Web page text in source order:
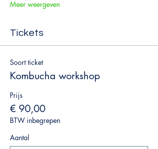
Meer weergeven
Tickets
Soort ticket
Kombucha workshop
Prijs
€ 90,00
BTW inbegrepen
Aantal